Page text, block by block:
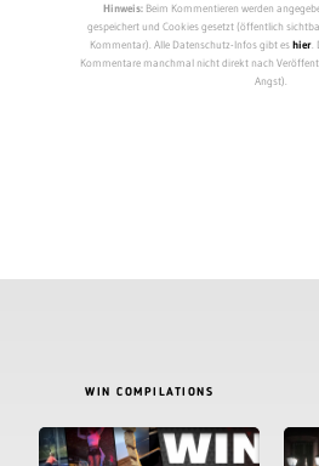
Hinweis:Beim Kommentieren werden
gespeichert und Cookies gesetzt (öffentlich
Kommentar). Alle Datenschutz-Infos gibt eshier.
Kommentare manchmal nicht direkt nach
Angst).
WIN COMPILATIONS